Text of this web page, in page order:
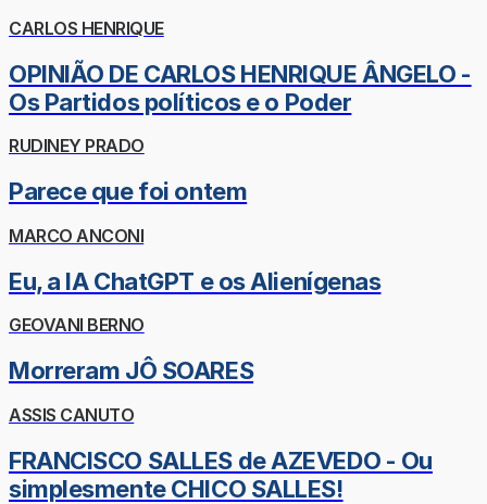
CARLOS HENRIQUE
OPINIÃO DE CARLOS HENRIQUE ÂNGELO -
Os Partidos políticos e o Poder
RUDINEY PRADO
Parece que foi ontem
MARCO ANCONI
Eu, a IA ChatGPT e os Alienígenas
GEOVANI BERNO
Morreram JÔ SOARES
ASSIS CANUTO
FRANCISCO SALLES de AZEVEDO - Ou
simplesmente CHICO SALLES!